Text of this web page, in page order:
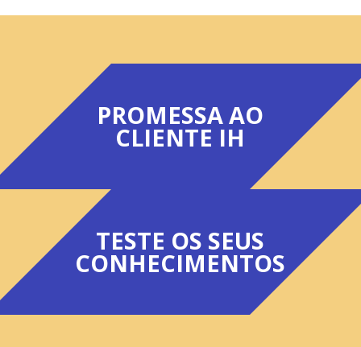
PROMESSA AO
CLIENTE IH
TESTE OS SEUS
CONHECIMENTOS